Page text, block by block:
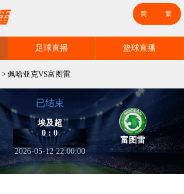
足球直播 篮球直播
> 佩哈亚克VS富图雷
已结束
埃及超
0 : 0
2026-05-12 22:00:00
富图雷